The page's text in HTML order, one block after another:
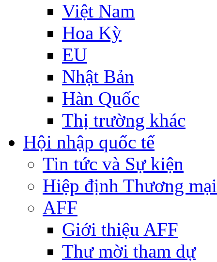
Việt Nam
Hoa Kỳ
EU
Nhật Bản
Hàn Quốc
Thị trường khác
Hội nhập quốc tế
Tin tức và Sự kiện
Hiệp định Thương
AFF
Giới thiệu AFF
Thư mời tham dự